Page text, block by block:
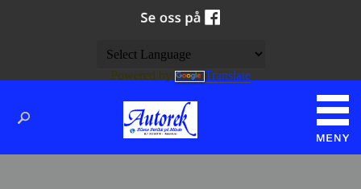
Powered by Translate